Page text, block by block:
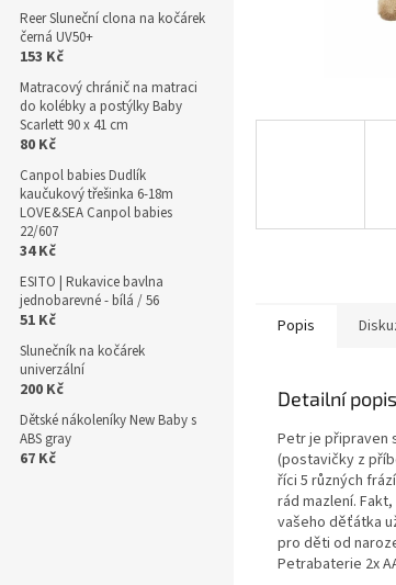
Reer Sluneční clona na kočárek
černá UV50+
153 Kč
Matracový chránič na matraci
do kolébky a postýlky Baby
Scarlett 90 x 41 cm
80 Kč
Canpol babies Dudlík
kaučukový třešinka 6-18m
LOVE&SEA Canpol babies
22/607
34 Kč
ESITO | Rukavice bavlna
jednobarevné - bílá / 56
51 Kč
Slunečník na kočárek
univerzální
200 Kč
Dětské nákoleníky New Baby s
ABS gray
67 Kč
Popis
Detailní
Petr je připraven
(postavičky z
říci 5 různých
rád mazlení.
vašeho děťátka
pro děti od
Petrabaterie 2x